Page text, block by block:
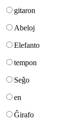
gitaron
Abeloj
Elefanto
tempon
Seĝo
en
Ĝirafo